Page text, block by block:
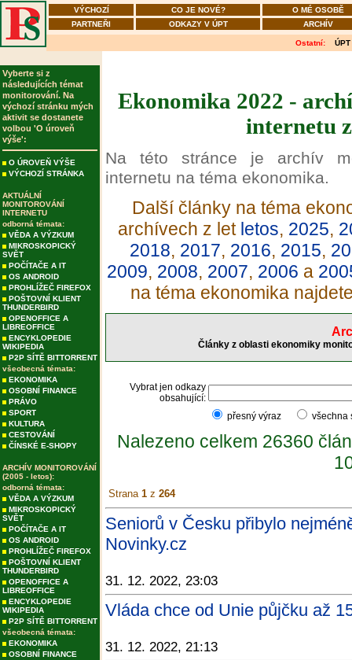
VÝCHOZÍ CO JE NOVÉ?
O MÉ OSOBĚ
PARTNEŘI
ODKAZY V ÚPT ARCHÍV
Ostatní: ÚPT
Vyberte si z
následujících témat
monitorování. Na
výchozí stránku mých
aktivit se dostanete
volbou 'O úroveň
výše':
O ÚROVEŇ VÝŠE
VÝCHOZÍ STRÁNKA
AKTUÁLNÍ
MONITOROVÁNÍ
INTERNETU
odborná témata:
VĚDA A VÝZKUM
MIKROSKOPICKÝ
SVĚT
POČÍTAČE A IT
OS ANDROID
PROHLÍŽEČ FIREFOX
POŠTOVNÍ KLIENT
THUNDERBIRD
OPENOFFICE A
LIBREOFFICE
ENCYKLOPEDIE
WIKIPEDIA
P2P SÍTĚ BITTORRENT
všeobecná témata:
EKONOMIKA
OSOBNÍ FINANCE
PRÁVO
SPORT
KULTURA
CESTOVÁNÍ
ČÍNSKÉ E-SHOPY
ARCHÍV MONITOROVÁNÍ
(2005 - letos):
odborná témata:
VĚDA A VÝZKUM
MIKROSKOPICKÝ
SVĚT
POČÍTAČE A IT
OS ANDROID
PROHLÍŽEČ FIREFOX
POŠTOVNÍ KLIENT
THUNDERBIRD
OPENOFFICE A
LIBREOFFICE
ENCYKLOPEDIE
WIKIPEDIA
P2P SÍTĚ BITTORRENT
všeobecná témata:
EKONOMIKA
OSOBNÍ FINANCE
Ekonomika 2022 -
internetu
Na této stránce je archív
internetu na téma ekonomika.
Další články na téma
archívech z let letos, 2025,
2018, 2017, 2016, 2015,
2009, 2008, 2007, 2006 a
na téma ekonomika
Články z oblasti ekonomiky
Vybrat jen odkazy
obsahující:
přesný výraz
Nalezeno celkem 26360
Strana 1 z 264
Seniorů v Česku přibylo
Novinky.cz
31. 12. 2022, 23:03
Vláda chce od Unie půjčku až
31. 12. 2022, 21:13